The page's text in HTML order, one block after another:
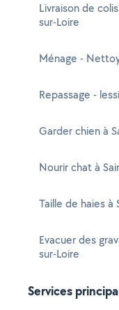
Livraison de
sur-Loire
Ménage -
Repassage -
Garder chien à
Nourir chat à
Taille de haies à
Evacuer des
sur-Loire
Services